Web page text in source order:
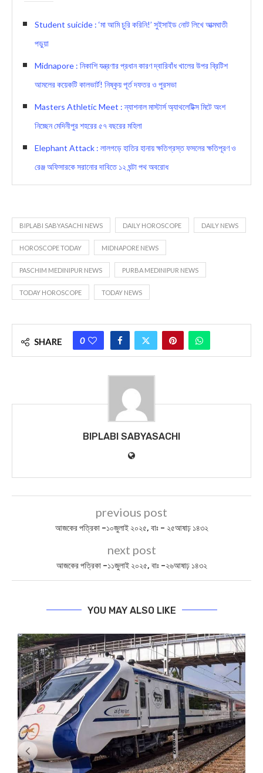
Student suicide : ‘মা আমি চুরি করিনি!’ সুইসাইড নোট লিখে আত্মঘাতী
পড়ুয়া
Midnapore : নিকাশি যন্ত্রণার প্রধান কারণ দ্বারিবাঁধ খালের উপর ব্রিটিশ
আমলের কয়েকটি কালভার্ট! নিষ্কৃয় পূর্ত দফতর ও পুরসভা
Masters Athletic Meet : ন্যাশনাল মাস্টার্স অ্যাথলেটিক্স মিটে অংশ
নিচ্ছেন মেদিনীপুর শহরের ৫৭ বছরের মহিলা
Elephant Attack : লালগড়ে হাতির হানায় ক্ষতিগ্রস্ত ফসলের ক্ষতিপূরণ ও
রেঞ্জ অফিসারকে সরানোর দাবিতে ১২ ঘন্টা পথ অবরোধ
BIPLABI SABYASACHI NEWS DAILY HOROSCOPE DAILY NEWS
HOROSCOPE TODAY MIDNAPORE NEWS
PASCHIM MEDINIPUR NEWS PURBA MEDINIPUR NEWS
TODAY HOROSCOPE TODAY NEWS
SHARE 0
BIPLABI SABYASACHI
previous post
আজকের পত্রিকা –১০জুলাই ২০২৫, বাঃ – ২৫আষাঢ় ১৪৩২
next post
আজকের পত্রিকা –১১জুলাই ২০২৫, বাঃ –২৬আষাঢ় ১৪৩২
YOU MAY ALSO LIKE